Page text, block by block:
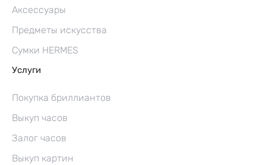
Аксессуары
Предметы искусства
Сумки HERMES
Услуги
Покупка бриллиантов
Выкуп часов
Залог часов
Выкуп картин